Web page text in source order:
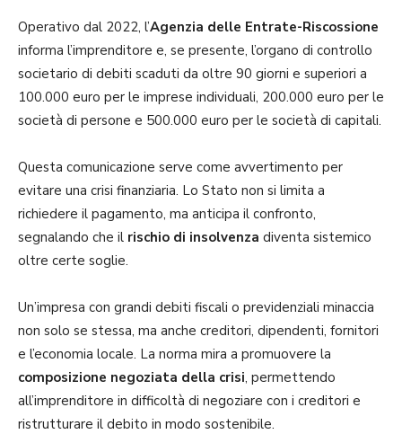
Operativo dal 2022, l’Agenzia delle Entrate-Riscossione
informa l’imprenditore e, se presente, l’organo di controllo
societario di debiti scaduti da oltre 90 giorni e superiori a
100.000 euro per le imprese individuali, 200.000 euro per le
società di persone e 500.000 euro per le società di capitali.
Questa comunicazione serve come avvertimento per
evitare una crisi finanziaria. Lo Stato non si limita a
richiedere il pagamento, ma anticipa il confronto,
segnalando che il rischio di insolvenza diventa sistemico
oltre certe soglie.
Un’impresa con grandi debiti fiscali o previdenziali minaccia
non solo se stessa, ma anche creditori, dipendenti, fornitori
e l’economia locale. La norma mira a promuovere la
composizione negoziata della crisi, permettendo
all’imprenditore in difficoltà di negoziare con i creditori e
ristrutturare il debito in modo sostenibile.